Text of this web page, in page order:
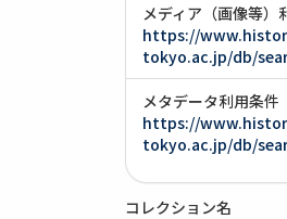
メディア（画像等）
https://
tokyo.ac.jp/db/
メタデータ利用条件
https://
tokyo.ac.jp/db/
コレクション名